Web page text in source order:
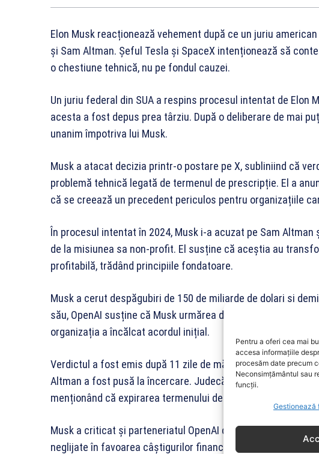
Pentru a oferi cea mai
accesa informațiile
procesăm date precum
Neconsimțământul sau
funcții.
Gestionează
Elon Musk reacționează vehement după ce un juriu
și Sam Altman. Șeful Tesla și SpaceX intenționează să
o chestiune tehnică, nu pe fondul cauzei.
Un juriu federal din SUA a respins procesul intentat de Elon
acesta a fost depus prea târziu. După o deliberare de mai
unanim împotriva lui Musk.
Musk a atacat decizia printr-o postare pe X, subliniind că
problemă tehnică legată de termenul de prescripție. El a
că se creează un precedent periculos pentru organizațiile
În procesul intentat în 2024, Musk i-a acuzat pe Sam Altman
de la misiunea sa non-profit. El susține că aceștia au
profitabilă, trădând principiile fondatoare.
Musk a cerut despăgubiri de 150 de miliarde de dolari și
său, OpenAI susține că Musk urmărea doar câștiguri
organizația a încălcat acordul inițial.
Verdictul a fost emis după 11 zile de mărturii și dezbateri
Altman a fost pusă la încercare. Judecătoarea Yvonne
menționând că expirarea termenului de prescripție este o
Musk a criticat și parteneriatul OpenAI cu Microsoft,
neglijate în favoarea câștigurilor financiare. Microsoft a